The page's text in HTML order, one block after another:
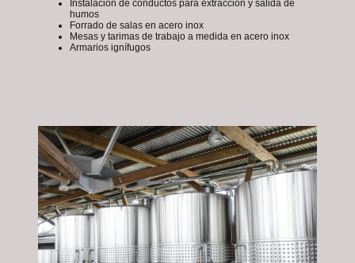
Instalación de conductos para extracción y salida de
humos
Forrado de salas en acero inox
Mesas y tarimas de trabajo a medida en acero inox
Armarios ignífugos